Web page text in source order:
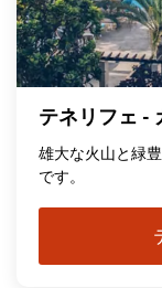
テネリフェ -
雄大な火山と緑
です。